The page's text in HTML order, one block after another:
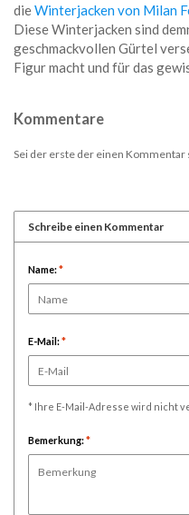
dieWinterjacken von Milan
Diese Winterjacken sind
geschmackvollen Gürtel
Figur macht und für das
Kommentare
Sei der erste der einen Kommentar
Schreibe einen Kommentar
Name:*
E-Mail:*
* Ihre E-Mail-Adresse wird nicht
Bemerkung:*